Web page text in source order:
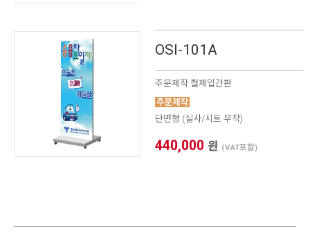
OSI-101A
주문제작 철제입간판
단면형 (실사/시트 부착)
440,000 원 (VAT포함)